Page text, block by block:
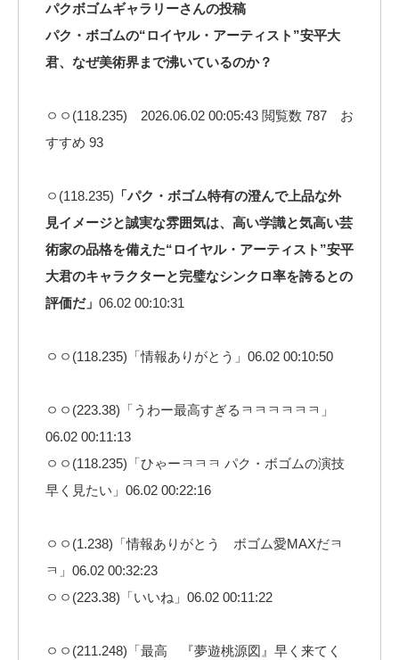
パクボゴムギャラリーさんの投稿
パク・ボゴムの“ロイヤル・アーティスト”安平大
君、なぜ美術界まで沸いているのか？
ㅇㅇ(118.235) 2026.06.02 00:05:43 閲覧数 787 お
すすめ 93
ㅇ(118.235) 「パク・ボゴム特有の澄んで上品な外
見イメージと誠実な雰囲気は、高い学識と気高い芸
術家の品格を備えた“ロイヤル・アーティスト”安平
大君のキャラクターと完璧なシンクロ率を誇るとの
評価だ」 06.02 00:10:31
ㅇㅇ(118.235)「情報ありがとう」06.02 00:10:50
ㅇㅇ(223.38)「うわー最高すぎるㅋㅋㅋㅋㅋㅋ」
06.02 00:11:13
ㅇㅇ(118.235)「ひゃーㅋㅋㅋ パク・ボゴムの演技
早く見たい」06.02 00:22:16
ㅇㅇ(1.238)「情報ありがとう ボゴム愛MAXだㅋ
ㅋ」06.02 00:32:23
ㅇㅇ(223.38)「いいね」06.02 00:11:22
ㅇㅇ(211.248)「最高 『夢遊桃源図』早く来てく